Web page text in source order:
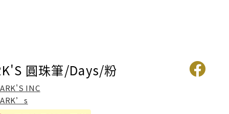
圓珠筆/Days/粉
INC